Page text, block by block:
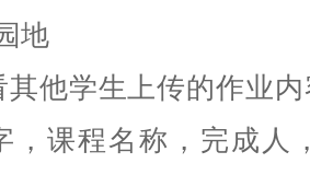
地
其他学生上传的作业
，课程名称，完成人